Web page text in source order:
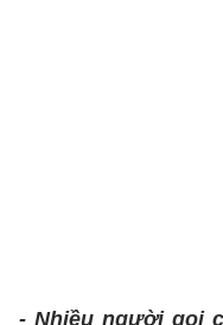
- Nhiều người gọi